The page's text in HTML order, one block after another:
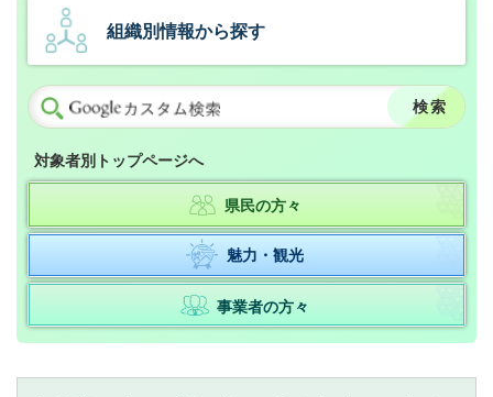
組織別情報から探す
対象者別トップページへ
県民の方々
魅力・観光
事業者の方々